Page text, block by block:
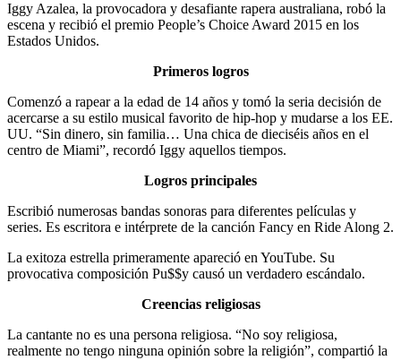
Iggy Azalea, la provocadora y desafiante rapera australiana, robó la
escena y recibió el premio People’s Choice Award 2015 en los
Estados Unidos.
Primeros logros
Comenzó a rapear a la edad de 14 años y tomó la seria decisión de
acercarse a su estilo musical favorito de hip-hop y mudarse a los EE.
UU. “Sin dinero, sin familia… Una chica de dieciséis años en el
centro de Miami”, recordó Iggy aquellos tiempos.
Logros principales
Escribió numerosas bandas sonoras para diferentes películas y
series. Es escritora e intérprete de la canción Fancy en Ride Along 2.
La exitoza estrella primeramente apareció en YouTube. Su
provocativa composición Pu$$y causó un verdadero escándalo.
Creencias religiosas
La cantante no es una persona religiosa. “No soy religiosa,
realmente no tengo ninguna opinión sobre la religión”, compartió la